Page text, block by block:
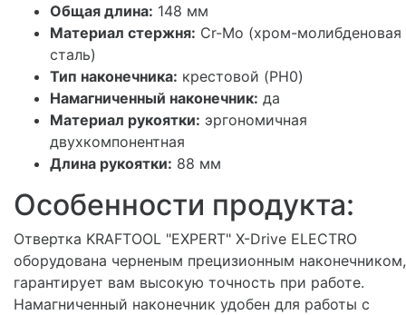
Общая длина: 148 мм
Материал стержня: Cr-Mo (хром-молибденовая
сталь)
Тип наконечника: крестовой (PH0)
Намагниченный наконечник: да
Материал рукоятки: эргономичная
двухкомпонентная
Длина рукоятки: 88 мм
Особенности продукта:
Отвертка KRAFTOOL "EXPERT" X-Drive ELECTRO
оборудована черненым прецизионным
гарантирует вам высокую точность при работе.
Намагниченный наконечник удобен для работы с